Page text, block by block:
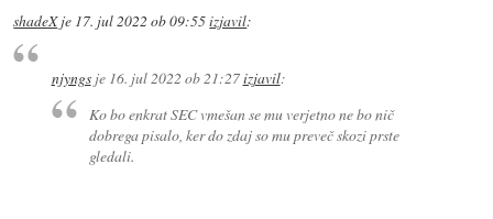
shadeXje 17. jul 2022 ob 09:55izjavil:
njyngsje 16. jul 2022 ob 21:27izjavil:
Ko bo enkrat SEC vmešan se mu verjetno ne bo nič
dobrega pisalo, ker do zdaj so mu preveč skozi prste
gledali.